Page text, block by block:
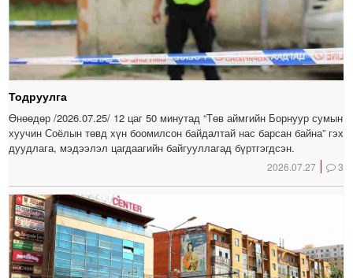
Тодруулга
Өнөөдөр /2026.07.25/ 12 цаг 50 минутад “Төв аймгийн Борнуур сумын
хуучин Соёлын төвд хүн боомилсон байдалтай нас барсан байна” гэх
дуудлага, мэдээлэл цагдаагийн байгууллагад бүртгэгдсэн.
2026.07.27 3